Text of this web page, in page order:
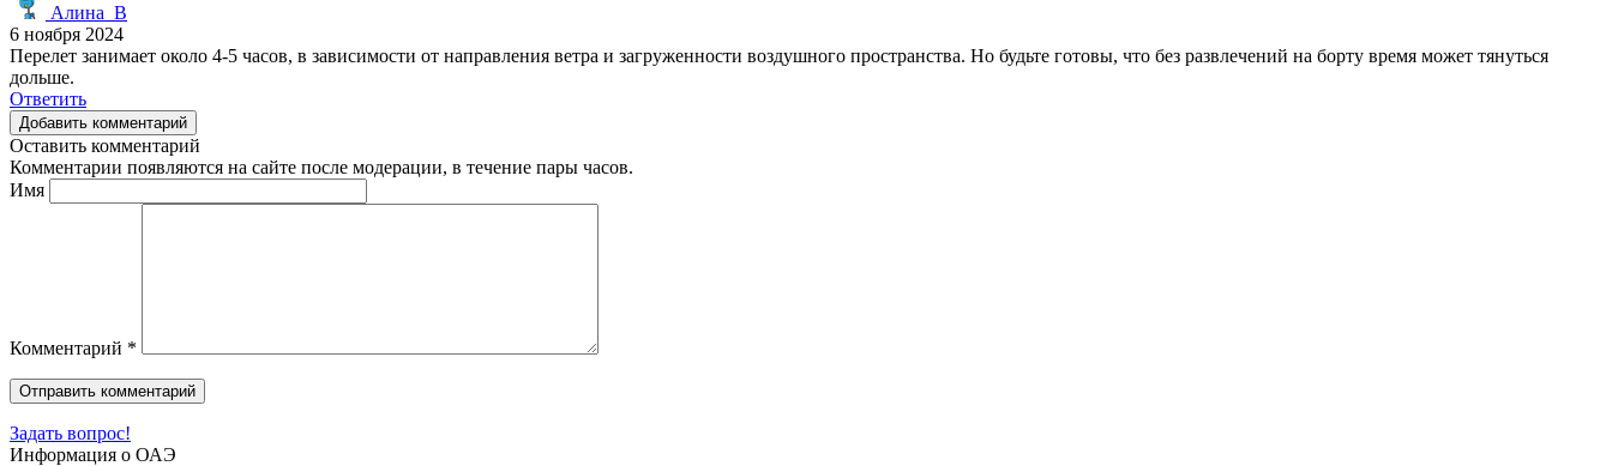
Алина_В
6 ноября 2024
Перелет занимает около 4-5 часов, в зависимости от направления ветра и загруженности воздушного пространства. Но будьте готовы, что без развлечений на борту время может тянуться
дольше.
Ответить
Добавить комментарий
Оставить комментарий
Комментарии появляются на сайте после модерации, в течение пары часов.
Имя
Комментарий *
Задать вопрос!
Информация о ОАЭ